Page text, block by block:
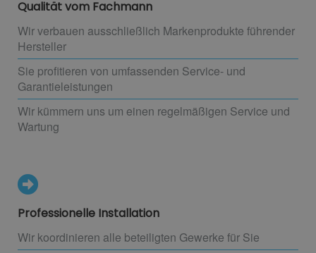
Qualität vom Fachmann
Wir verbauen ausschließlich Markenprodukte führender
Hersteller
Sie profitieren von umfassenden Service- und
Garantieleistungen
Wir kümmern uns um einen regelmäßigen Service und
Wartung
Professionelle Installation
Wir koordinieren alle beteiligten Gewerke für Sie